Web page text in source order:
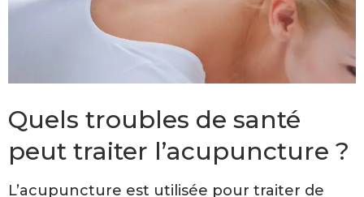
Quels troubles de santé
peut traiter l’acupuncture ?
L’acupuncture est utilisée pour traiter de